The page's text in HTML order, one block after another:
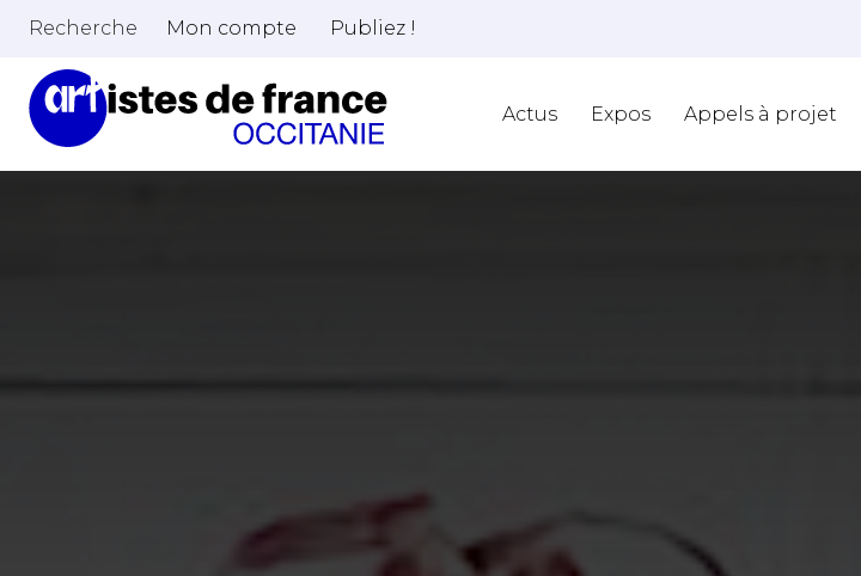
Recherche Mon compte Publiez !
Actus Expos Appels à projet